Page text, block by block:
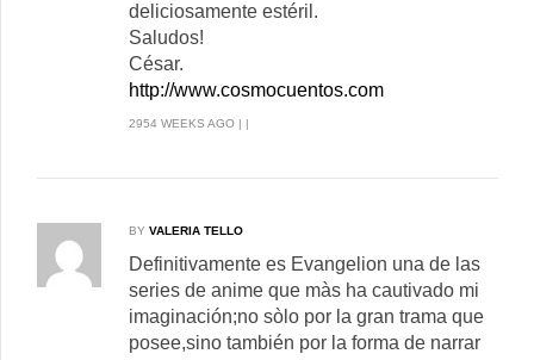
deliciosamente estéril.
Saludos!
César.
http://www.cosmocuentos.com
2954 WEEKS AGO | |
BY VALERIA TELLO
Definitivamente es Evangelion una de las
series de anime que màs ha cautivado mi
imaginación;no sòlo por la gran trama que
posee,sino también por la forma de narrar